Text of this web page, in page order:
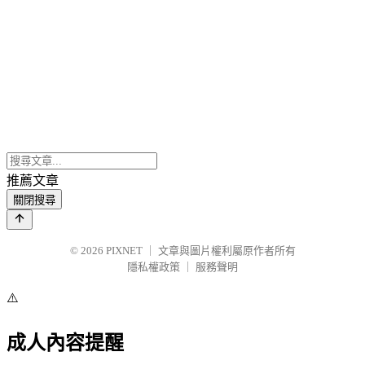
推薦文章
關閉搜尋
© 2026 PIXNET
文章與圖片權利屬原作者所有
隱私權政策
服務聲明
⚠️
成人內容提醒